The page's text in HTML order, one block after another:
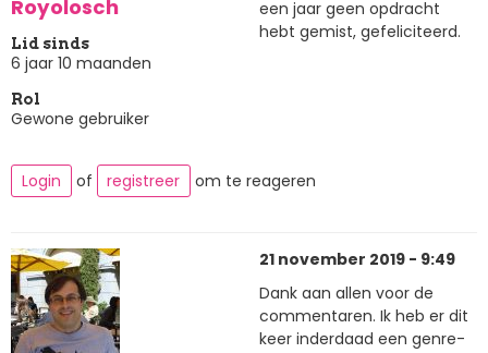
Royolosch
Lid sinds
6 jaar 10 maanden
Rol
Gewone gebruiker
een jaar geen opdracht
hebt gemist, gefeliciteerd.
Login of registreer om te reageren
21 november 2019 - 9:49
Dank aan allen voor de
commentaren. Ik heb er dit
keer inderdaad een genre-